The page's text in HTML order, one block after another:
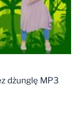
dżunglę MP3